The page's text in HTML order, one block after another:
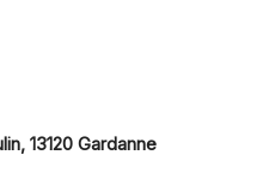
13120 Gardanne